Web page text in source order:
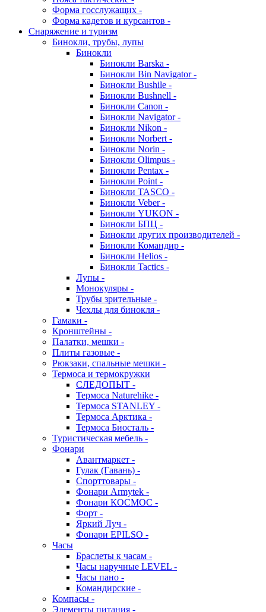
Форма госслужащих -
Форма кадетов и курсантов -
Снаряжение и туризм
Бинокли, трубы, лупы
Бинокли
Бинокли Barska -
Бинокли Bin Navigator -
Бинокли Bushile -
Бинокли Bushnell -
Бинокли Canon -
Бинокли Navigator -
Бинокли Nikon -
Бинокли Norbert -
Бинокли Norin -
Бинокли Olimpus -
Бинокли Pentax -
Бинокли Point -
Бинокли TASCO -
Бинокли Veber -
Бинокли YUKON -
Бинокли БПЦ -
Бинокли других производителей -
Бинокли Командир -
Бинокли Helios -
Бинокли Tactics -
Лупы -
Монокуляры -
Трубы зрительные -
Чехлы для бинокля -
Гамаки -
Кронштейны -
Палатки, мешки -
Плиты газовые -
Рюкзаки, спальные мешки -
Термоса и термокружки
СЛЕДОПЫТ -
Термоса Naturehike -
Термоса STANLEY -
Термоса Арктика -
Термоса Биосталь -
Туристическая мебель -
Фонари
Авантмаркет -
Гулак (Гавань) -
Спорттовары -
Фонари Armytek -
Фонари КОСМОС -
Форт -
Яркий Луч -
Фонари EPILSO -
Часы
Браслеты к часам -
Часы наручные LEVEL -
Часы пано -
Командирские -
Компасы -
Элементы питания -